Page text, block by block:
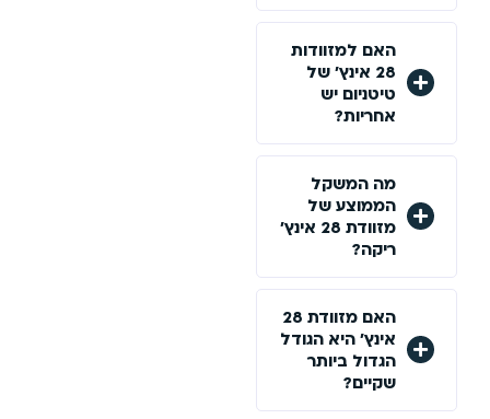
האם למזוודות
28 אינץ' של
טיטניום יש
אחריות?
מה המשקל
הממוצע של
מזוודת 28 אינץ'
ריקה?
האם מזוודת 28
אינץ' היא הגודל
הגדול ביותר
שקיים?